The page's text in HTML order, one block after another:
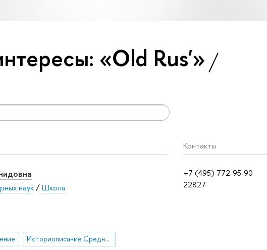
«Old Rus'»
Контакты
+7 (495) 772-95-90
22827
наук/Школа
Историописание Средних веков